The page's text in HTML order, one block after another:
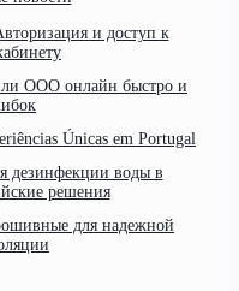
и доступ к
ООО онлайн быстро и
Únicas em Portugal
дезинфекции воды в
решения
для надежной